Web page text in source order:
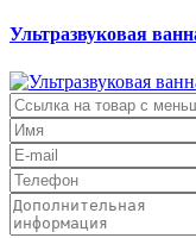
Ультразвуковая